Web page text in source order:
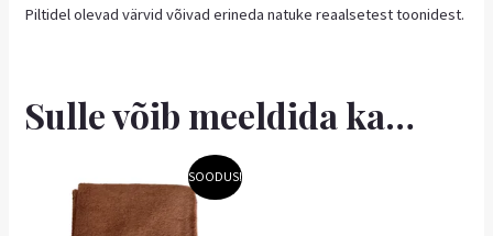
Piltidel olevad värvid võivad erineda natuke reaalsetest toonidest.
Sulle võib meeldida ka…
SOODUS!
hind
oli:
10,20 €.
hind
on:
9,18 €.